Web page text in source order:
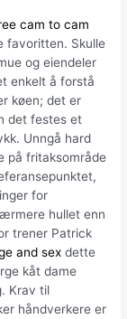
cam to cam
favoritten. Skulle
og eiendeler
enkelt å forstå
køen; det er
det festes et
Unngå hard
på fritaksområde
for
hullet enn
trener Patrick
and sex dette
kåt dame
Krav til
håndverkere er